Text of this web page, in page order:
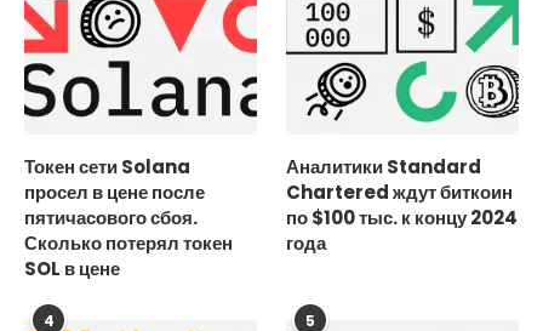
Токен сети Solana
просел в цене после
пятичасового сбоя.
Сколько потерял токен
SOL в цене
Аналитики Standard
Chartered ждут биткоин
по $100 тыс. к концу 2024
года
4 5